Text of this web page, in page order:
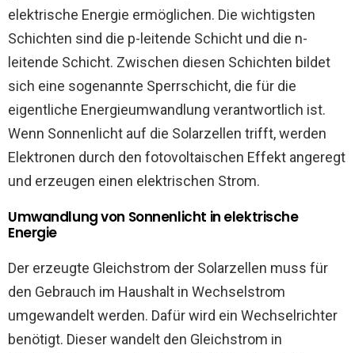
elektrische Energie ermöglichen. Die wichtigsten
Schichten sind die p-leitende Schicht und die n-
leitende Schicht. Zwischen diesen Schichten bildet
sich eine sogenannte Sperrschicht, die für die
eigentliche Energieumwandlung verantwortlich ist.
Wenn Sonnenlicht auf die Solarzellen trifft, werden
Elektronen durch den fotovoltaischen Effekt angeregt
und erzeugen einen elektrischen Strom.
Umwandlung von Sonnenlicht in elektrische
Energie
Der erzeugte Gleichstrom der Solarzellen muss für
den Gebrauch im Haushalt in Wechselstrom
umgewandelt werden. Dafür wird ein Wechselrichter
benötigt. Dieser wandelt den Gleichstrom in